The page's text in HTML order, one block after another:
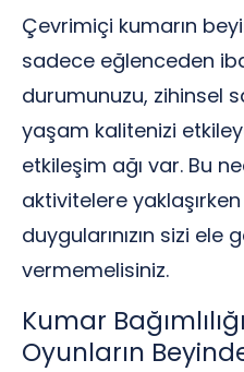
Çevrimiçi kumarın
sadece eğlenceden
durumunuzu, zihinsel
yaşam kalitenizi
etkileşim ağı var. Bu
aktivitelere
duygularınızın sizi ele
vermemelisiniz.
Kumar
Oyunların